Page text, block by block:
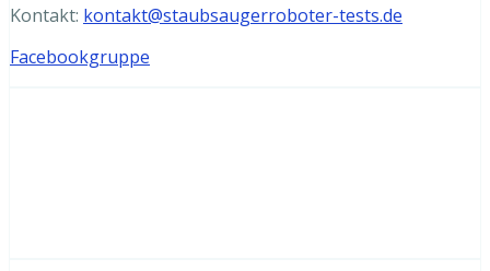
Kontakt: kontakt@staubsaugerroboter-tests.de
Facebookgruppe